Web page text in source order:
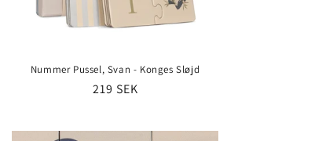
Nummer Pussel, Svan - Konges Sløjd
Ordinarie
219 SEK